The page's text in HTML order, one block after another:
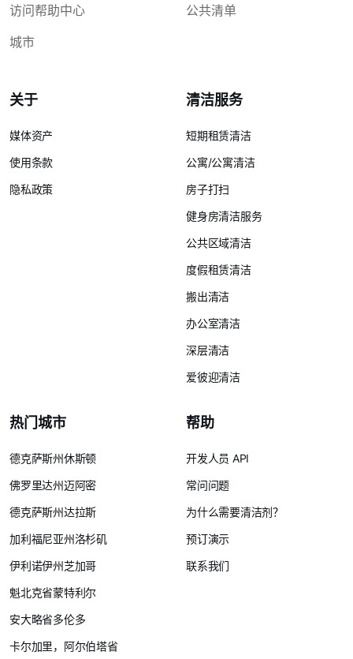
访问帮助中心
公共清单
城市
关于
媒体资产
使用条款
隐私政策
清洁服务
短期租赁清洁
公寓/公寓清洁
房子打扫
健身房清洁服务
公共区域清洁
度假租赁清洁
搬出清洁
办公室清洁
深层清洁
爱彼迎清洁
热门城市
德克萨斯州休斯顿
佛罗里达州迈阿密
德克萨斯州达拉斯
加利福尼亚州洛杉矶
伊利诺伊州芝加哥
魁北克省蒙特利尔
安大略省多伦多
卡尔加里，阿尔伯塔省
帮助
开发人员 API
常问问题
为什么需要清洁剂？
预订演示
联系我们